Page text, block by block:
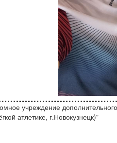
учреждение
атлетике, г.Новокузнецк)"